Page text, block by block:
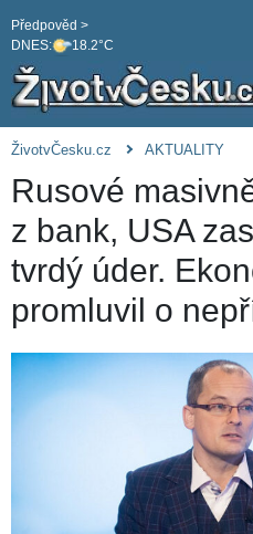
DNES: 18.2°C
Předpověd >
ŽivotvČesku.cz AKTUALITY
Rusové
z bank, USA
tvrdý úder.
promluvil o